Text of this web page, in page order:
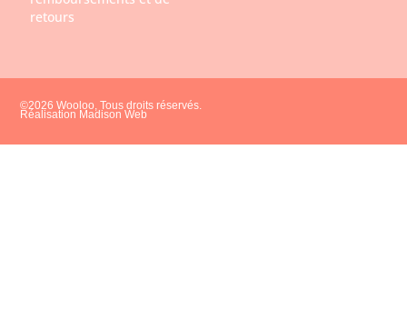
retours
©2026 Wooloo, Tous droits réservés.
Réalisation Madison Web